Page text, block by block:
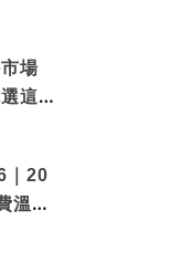
場
這間
｜20
溫泉/